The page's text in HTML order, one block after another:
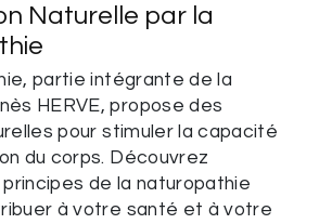
Naturelle par la
partie intégrante de la
HERVE, propose des
pour stimuler la capacité
du corps. Découvrez
de la naturopathie
à votre santé et à votre